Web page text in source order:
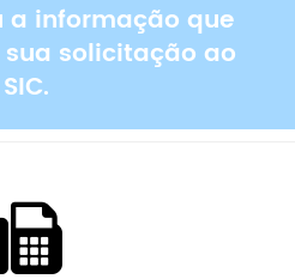
a informação que
solicitação ao
SIC.